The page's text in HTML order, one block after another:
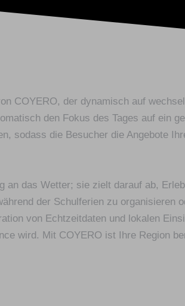
COYERO, der dynamisch auf
den Fokus des Tages auf ein
sodass die Besucher die Angebote
das Wetter; sie zielt darauf ab,
der Schulferien zu
von Echtzeitdaten und lokalen
wird. Mit COYERO ist Ihre Region